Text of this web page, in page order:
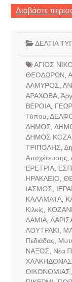
Διαβάστε
ΔΕΛΤΙΑ
ΑΓΙΟΣ
ΘΕΟΔΩΡΩΝ
ΑΛΜΥΡΟΣ
ΑΡΑΧΟΒΑ,
ΒΕΡΟΙΑ,
Τύπου
ΔΗΜΟΣ
ΔΗΜΟΣ
ΤΡΙΠΟΛΗΣ
Αποχέτευσης
ΕΡΕΤΡΙΑ,
ΗΡΑΚΛΕΙΟ
ΙΑΣΜΟΣ
ΚΑΛΑΜΑΤΑ,
Κιλκίς
ΛΑΜΙΑ,
ΛΟΥΤΡΑΚΙ
Πεδιάδας
ΝΑΞΟΣ
Νέα
ΧΑΛΚΗΔΟΝΑΣ
ΟΙΚΟΝΟΜΙΑΣ